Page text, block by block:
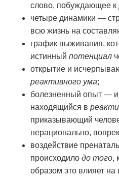
слово, побуждающее к
четыре динамики —
всю жизнь на
график выживания,
истинный потенциал
открытие и
реактивного ума;
болезненный опыт —
находящийся в
приказывающий
нерационально,
воздействие
происходило до того,
образом это влияет на